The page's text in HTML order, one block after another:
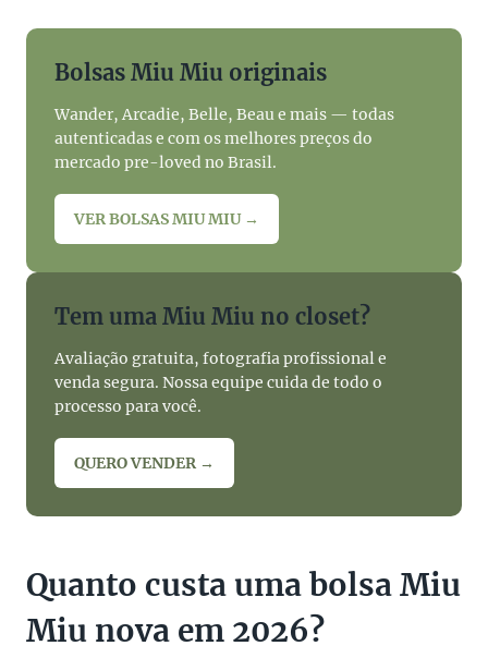
Bolsas Miu Miu originais
Wander, Arcadie, Belle, Beau e mais — todas
autenticadas e com os melhores preços do
mercado pre-loved no Brasil.
VER BOLSAS MIU MIU →
Tem uma Miu Miu no closet?
Avaliação gratuita, fotografia profissional e
venda segura. Nossa equipe cuida de todo o
processo para você.
QUERO VENDER →
Quanto custa uma bolsa Miu
Miu nova em 2026?